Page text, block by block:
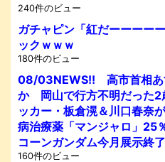
240件のビュー
ガチャピン「紅だーーーー
ックｗｗｗ
180件のビュー
08/03NEWS!! 高市首相あ
か 岡山で行方不明だった
ッカー・板倉滉＆川口春奈
病治療薬「マンジャロ」
コーンガンダム今月展示終
160件のビュー